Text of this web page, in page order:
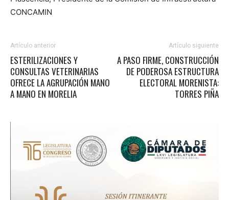
CONCAMIN
Artículo anterior
ESTERILIZACIONES Y
CONSULTAS VETERINARIAS
OFRECE LA AGRUPACIÓN MANO
A MANO EN MORELIA
Artículo siguiente
A PASO FIRME, CONSTRUCCIÓN
DE PODEROSA ESTRUCTURA
ELECTORAL MORENISTA:
TORRES PIÑA